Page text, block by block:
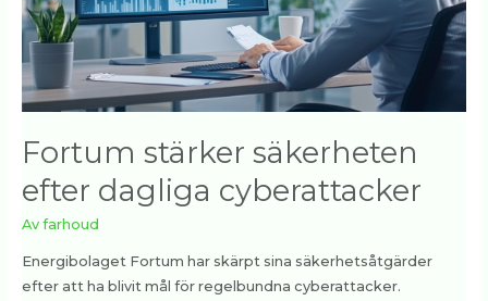
Fortum stärker säkerheten
efter dagliga cyberattacker
Av farhoud
Energibolaget Fortum har skärpt sina säkerhetsåtgärder
efter att ha blivit mål för regelbundna cyberattacker.